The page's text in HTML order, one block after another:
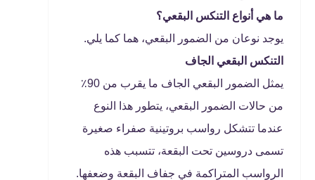
ما هي أنواع التنكس البقعي؟
يوجد نوعان من الضمور البقعي، هما كما يلي.
التنكس البقعي الجاف
يمثل الضمور البقعي الجاف ما يقرب من 90٪
من حالات الضمور البقعي، يتطور هذا النوع
عندما تتشكل رواسب بروتينية صفراء صغيرة
تسمى دروسين تحت البقعة، تتسبب هذه
الرواسب المتراكمة في جفاف البقعة وضعفها.